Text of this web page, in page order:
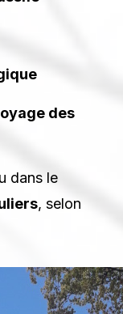
des
dans le
, selon